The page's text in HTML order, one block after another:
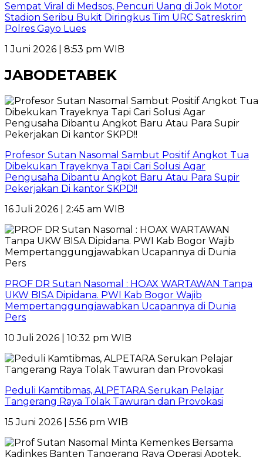
Sempat Viral di Medsos, Pencuri Uang di Jok Motor
Stadion Seribu Bukit Diringkus Tim URC Satreskrim
Polres Gayo Lues
1 Juni 2026 | 8:53 pm WIB
JABODETABEK
Profesor Sutan Nasomal Sambut Positif Angkot Tua
Dibekukan Trayeknya Tapi Cari Solusi Agar
Pengusaha Dibantu Angkot Baru Atau Para Supir
Pekerjakan Di kantor SKPD!!
16 Juli 2026 | 2:45 am WIB
PROF DR Sutan Nasomal : HOAX WARTAWAN Tanpa
UKW BISA Dipidana. PWI Kab Bogor Wajib
Mempertanggungjawabkan Ucapannya di Dunia
Pers
10 Juli 2026 | 10:32 pm WIB
Peduli Kamtibmas, ALPETARA Serukan Pelajar
Tangerang Raya Tolak Tawuran dan Provokasi
15 Juni 2026 | 5:56 pm WIB